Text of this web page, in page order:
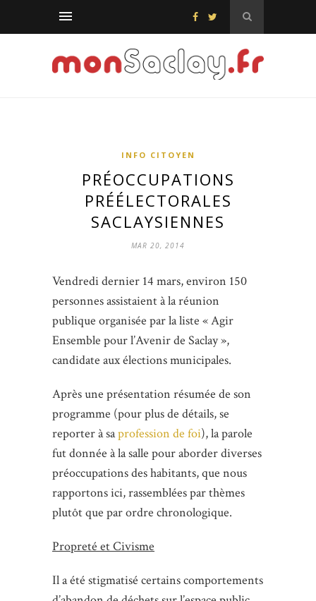
INFO CITOYEN
PRÉOCCUPATIONS
PRÉÉLECTORALES
SACLAYSIENNES
MAR 20, 2014
Vendredi dernier 14 mars, environ 150
personnes assistaient à la réunion
publique organisée par la liste « Agir
Ensemble pour l’Avenir de Saclay »,
candidate aux élections municipales.
Après une présentation résumée de son
programme (pour plus de détails, se
reporter à saprofession de foi), la parole
fut donnée à la salle pour aborder diverses
préoccupations des habitants, que nous
rapportons ici, rassemblées par thèmes
plutôt que par ordre chronologique.
Propreté et Civisme
Il a été stigmatisé certains comportements